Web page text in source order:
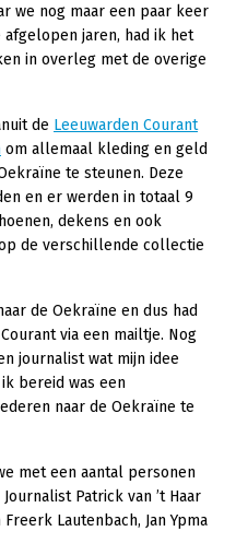
we nog maar een paar keer
jaren, had ik het
in overleg met de overige
de Leeuwarden Courant
om allemaal kleding en geld
te steunen. Deze
en er werden in totaal 9
dekens en ook
de verschillende collectie
de Oekraïne en dus had
via een mailtje. Nog
journalist wat mijn idee
bereid was een
naar de Oekraïne te
met een aantal personen
Patrick van ’t Haar
Lautenbach, Jan Ypma